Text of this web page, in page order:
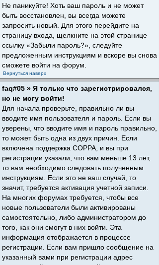
Не паникуйте! Хоть ваш пароль и не может
быть восстановлен, вы всегда можете
запросить новый. Для этого перейдите на
страницу входа, щелкните на этой странице
ссылку «Забыли пароль?», следуйте
предложенным инструкциям и вскоре вы снова
сможете войти на форум.
Вернуться наверх
faq#05 » Я только что зарегистрировался,
но не могу войти!
Для начала проверьте, правильно ли вы
вводите имя пользователя и пароль. Если вы
уверены, что вводите имя и пароль правильно,
то может быть одна из двух причин. Если
включена поддержка COPPA, и вы при
регистрации указали, что вам меньше 13 лет,
то вам необходимо следовать полученным
инструкциям. Если это не ваш случай, то
значит, требуется активация учетной записи.
На многих форумах требуется, чтобы все
новые пользователи были активированы
самостоятельно, либо администратором до
того, как они смогут в них войти. Эта
информация отображается в процессе
регистрации. Если вам пришло сообщение на
указанный вами при регистрации адрес